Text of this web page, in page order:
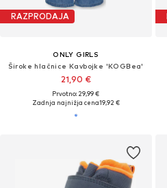
RAZPRODAJA
ONLY GIRLS
Široke hlačnice Kavbojke 'KOGBea'
21,90 €
Prvotno: 29,99 €
Zadnja najnižja cena19,92 €